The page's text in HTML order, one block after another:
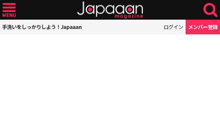
手洗いをしっかりしよう！Japaaan ログイン メンバー登録